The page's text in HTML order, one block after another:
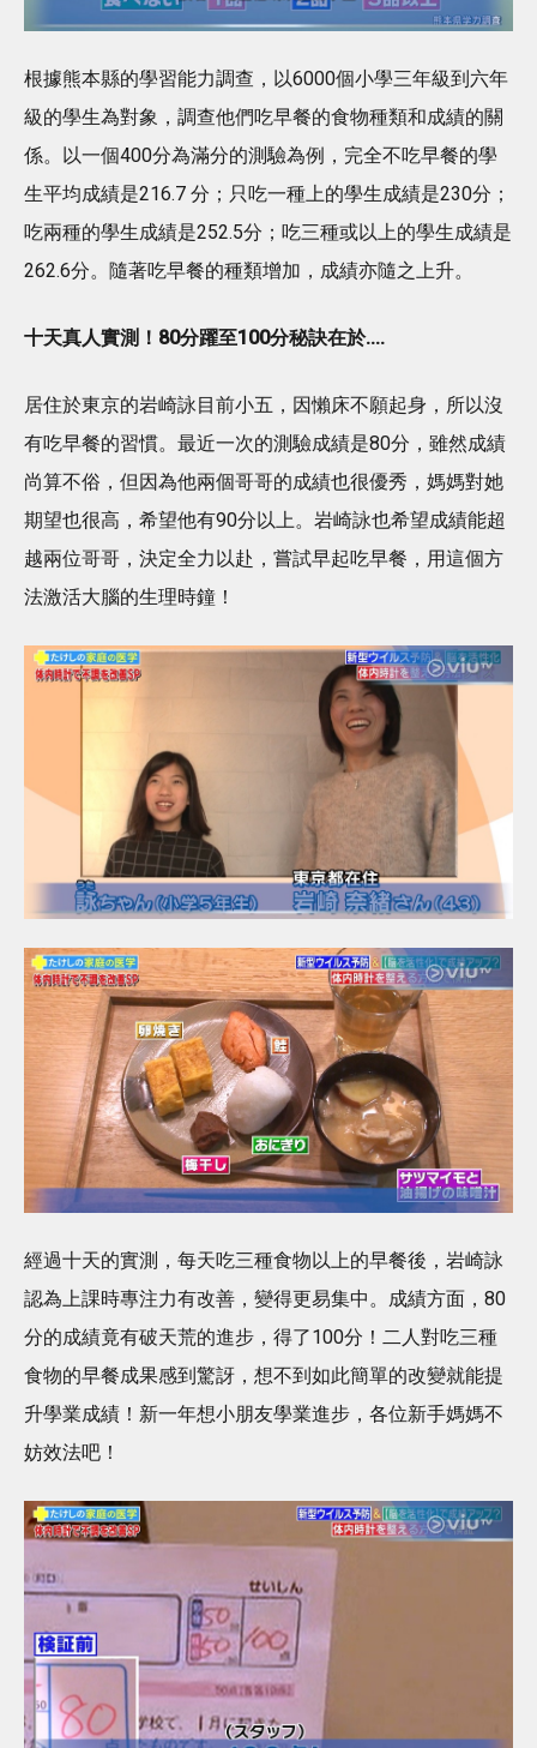
根據熊本縣的學習能力調查，以6000個小學三年級到六年
級的學生為對象，調查他們吃早餐的食物種類和成績的關
係。以一個400分為滿分的測驗為例，完全不吃早餐的學
生平均成績是216.7 分；只吃一種上的學生成績是230分；
吃兩種的學生成績是252.5分；吃三種或以上的學生成績是
262.6分。隨著吃早餐的種類增加，成績亦隨之上升。
十天真人實測！80分躍至100分秘訣在於....
居住於東京的岩崎詠目前小五，因懶床不願起身，所以沒
有吃早餐的習慣。最近一次的測驗成績是80分，雖然成績
尚算不俗，但因為他兩個哥哥的成績也很優秀，媽媽對她
期望也很高，希望他有90分以上。岩崎詠也希望成績能超
越兩位哥哥，決定全力以赴，嘗試早起吃早餐，用這個方
法激活大腦的生理時鐘！
經過十天的實測，每天吃三種食物以上的早餐後，岩崎詠
認為上課時專注力有改善，變得更易集中。成績方面，80
分的成績竟有破天荒的進步，得了100分！二人對吃三種
食物的早餐成果感到驚訝，想不到如此簡單的改變就能提
升學業成績！新一年想小朋友學業進步，各位新手媽媽不
妨效法吧！